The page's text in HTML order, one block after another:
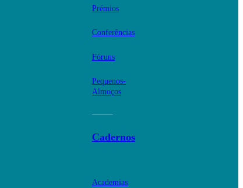
Prémios
Conferências
Fóruns
Pequenos-
Almoços
Cadernos
Academias